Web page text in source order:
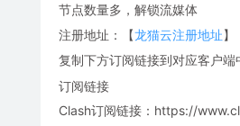
节点数量多，解锁流媒体
注册地址：【龙猫云注册地址】
复制下方订阅链接到对应客户端
订阅链接
Clash订阅链接：https://